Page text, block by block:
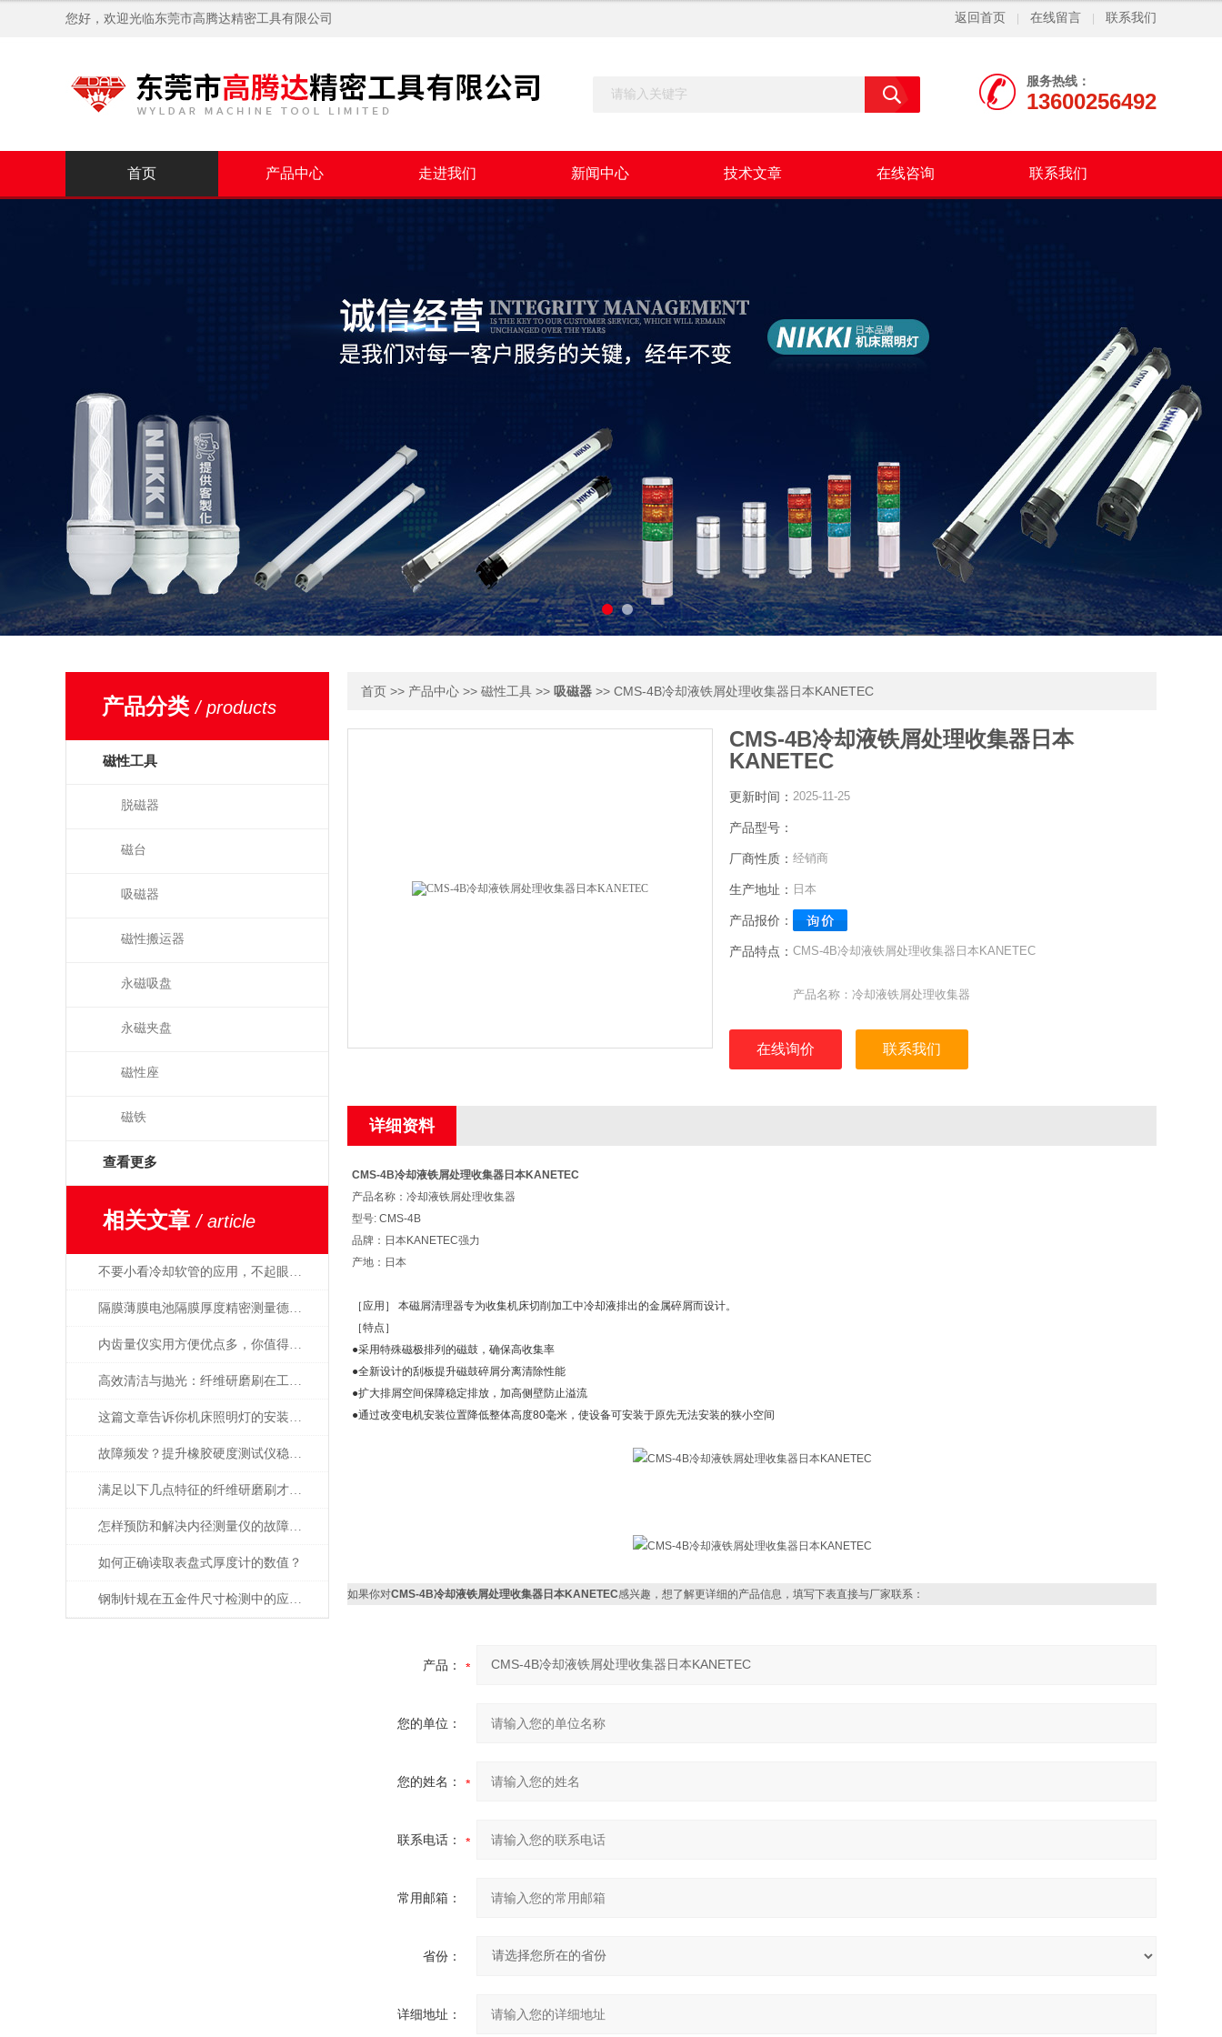
您好，欢迎光临东莞市高腾达精密工具有限公司 返回首页 在线留言 联系我们
服务热线：
13600256492
首页 产品中心 走进我们 新闻中心 技术文章 在线咨询 联系我们
产品分类/ products
磁性工具
脱磁器
磁台
吸磁器
磁性搬运器
永磁吸盘
永磁夹盘
磁性座
磁铁
查看更多
相关文章/ article
不要小看冷却软管的应用，不起眼用处却很大！
隔膜薄膜电池隔膜厚度精密测量德国MAHR
内齿量仪实用方便优点多，你值得拥有
高效清洁与抛光：纤维研磨刷在工业中的重要作用
这篇文章告诉你机床照明灯的安装以及应用
故障频发？提升橡胶硬度测试仪稳定性的建议
满足以下几点特征的纤维研磨刷才能称之为好产品
怎样预防和解决内径测量仪的故障问题？
如何正确读取表盘式厚度计的数值？
钢制针规在五金件尺寸检测中的应用——日本SK新泻精机
首页 >> 产品中心 >> 磁性工具 >> 吸磁器 >> CMS-4B冷却液铁屑处理收集器日本KANETEC
CMS-4B冷却液铁屑处理收集器日本
KANETEC
更新时间： 2025-11-25
产品型号：
厂商性质： 经销商
生产地址： 日本
产品报价：
产品特点： CMS-4B冷却液铁屑处理收集器日本KANETEC
产品名称：冷却液铁屑处理收集器
品牌：日本KANETEC强力
产地：日本
在线询价 联系我们
详细资料
CMS-4B冷却液铁屑处理收集器日本KANETEC
产品名称：冷却液铁屑处理收集器
型号: CMS-4B
品牌：日本KANETEC强力
产地：日本
［应用］ 本磁屑清理器专为收集机床切削加工中冷却液排出的金属碎屑而设计。
［特点］
●采用特殊磁极排列的磁鼓，确保高收集率
●全新设计的刮板提升磁鼓碎屑分离清除性能
●扩大排屑空间保障稳定排放，加高侧壁防止溢流
●通过改变电机安装位置降低整体高度80毫米，使设备可安装于原先无法安装的狭小空间
如果你对CMS-4B冷却液铁屑处理收集器日本KANETEC感兴趣，想了解更详细的产品信息，填写下表直接与厂家联系：
产品：
您的单位：
您的姓名：
联系电话：
常用邮箱：
省份：
详细地址：